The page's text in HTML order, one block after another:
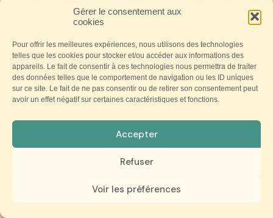
Gérer le consentement aux
cookies
Pour offrir les meilleures expériences, nous utilisons des technologies
telles que les cookies pour stocker et/ou accéder aux informations des
appareils. Le fait de consentir à ces technologies nous permettra de traiter
des données telles que le comportement de navigation ou les ID uniques
sur ce site. Le fait de ne pas consentir ou de retirer son consentement peut
avoir un effet négatif sur certaines caractéristiques et fonctions.
Accepter
Refuser
Voir les préférences
Lire cet article